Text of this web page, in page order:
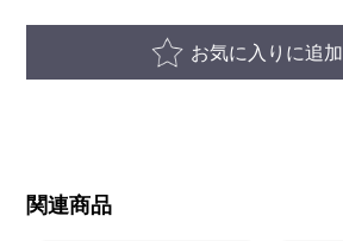
お気に入りに追加
関連商品